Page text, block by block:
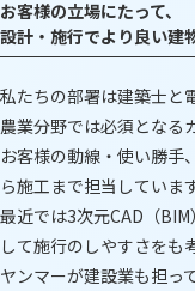
お客様の立場にたって、
設計・施行でより良い建
私たちの部署は建築士と
農業分野では必須となる
お客様の動線・使い勝手
ら施工まで担当しています
最近では3次元CAD（
して施行のしやすさをも
ヤンマーが建設業も担っ